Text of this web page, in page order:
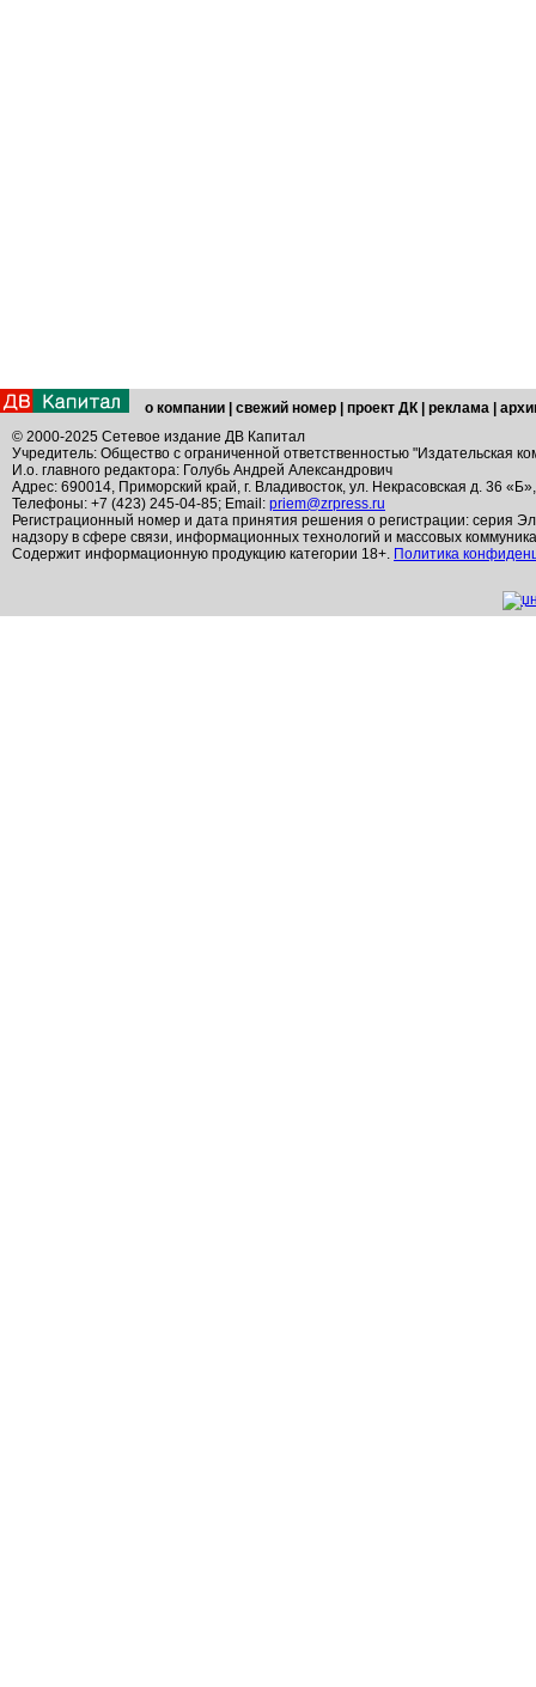
о компании свежий номер проект ДК реклама
© 2000-2025 Сетевое издание ДВ Капитал
Учредитель: Общество с ограниченной ответственностью "Издательская
И.о. главного редактора: Голубь Андрей Александрович
Адрес: 690014, Приморский край, г. Владивосток, ул. Некрасовская д. 36
Телефоны: +7 (423) 245-04-85; Email: priem@zrpress.ru
Регистрационный номер и дата принятия решения о регистрации: серия
надзору в сфере связи, информационных технологий и массовых
Содержит информационную продукцию категории 18+. Политика